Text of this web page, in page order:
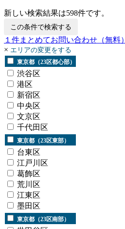
新しい検索結果は598件です。
この条件で検索する
１ 件まとめてお問い合わせ （無料）
× エリアの変更をする
東京都（23区都心部）
渋谷区
港区
新宿区
中央区
文京区
千代田区
東京都（23区東部）
台東区
江戸川区
葛飾区
荒川区
江東区
墨田区
東京都（23区南部）